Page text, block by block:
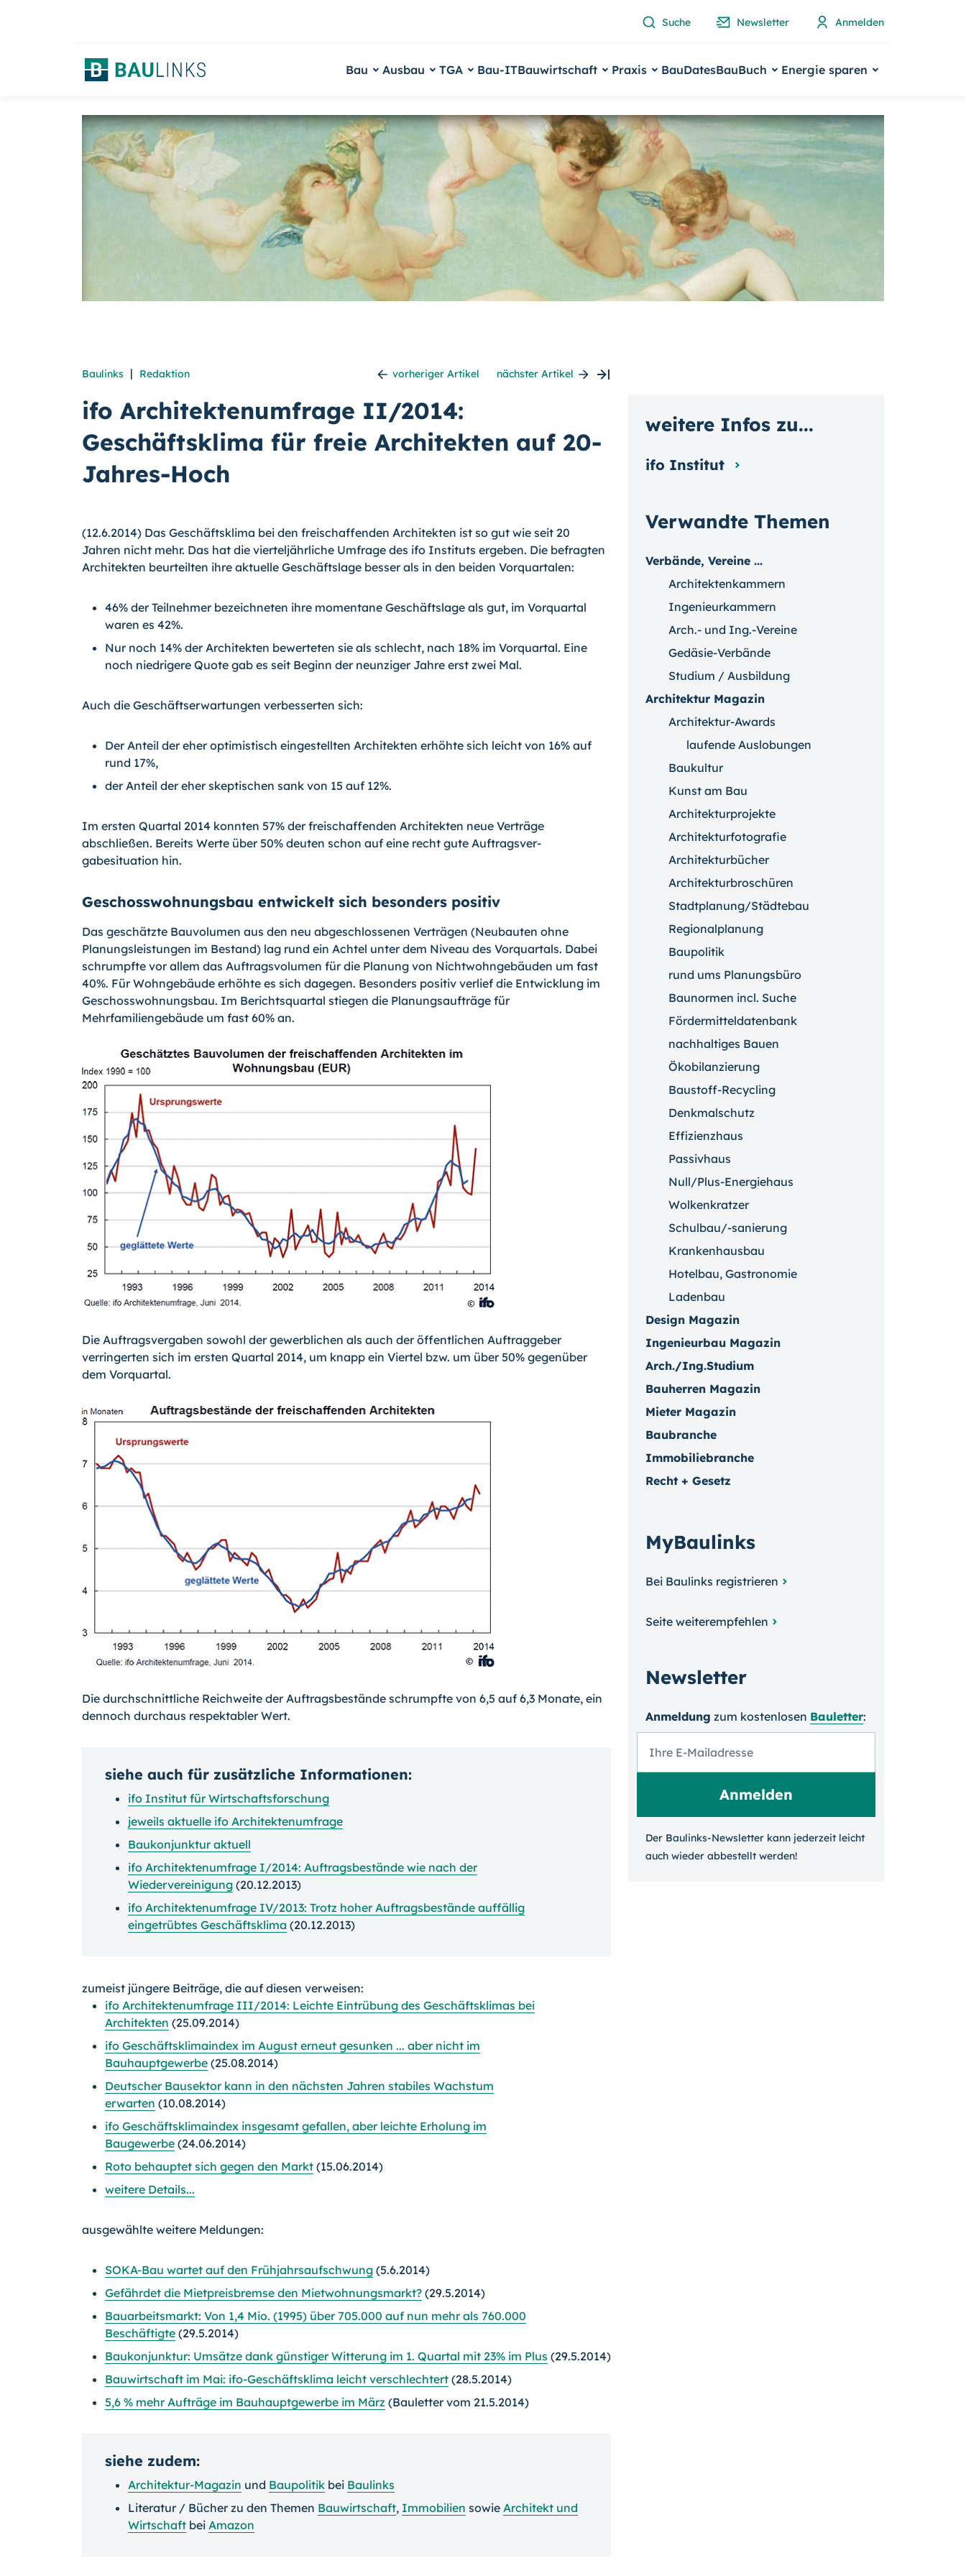
Suche Newsletter Anmelden
Bau Ausbau TGA Bau-ITBauwirtschaft Praxis BauDatesBauBuch Energie sparen
Baulinks | Redaktion vorheriger Artikel nächster Artikel
ifo Architektenumfrage II/2014:
Geschäftsklima für freie Architekten auf 20-
Jahres-Hoch
(12.6.2014) Das Geschäftsklima bei den freischaffenden Architekten ist so gut wie seit 20
Jahren nicht mehr. Das hat die vierteljährliche Umfrage des ifo Instituts erge­ben. Die befragten
Architekten beurteilten ihre aktuelle Geschäftslage besser als in den beiden Vorquartalen:
46% der Teilnehmer bezeichneten ihre momentane Geschäftslage als gut, im Vorquartal
waren es 42%.
Nur noch 14% der Architekten bewerteten sie als schlecht, nach 18% im Vor­quartal. Eine
noch niedrigere Quote gab es seit Beginn der neunziger Jahre erst zwei Mal.
Auch die Geschäftserwartungen verbesserten sich:
Der Anteil der eher optimistisch eingestellten Architekten erhöhte sich leicht von 16% auf
rund 17%,
der Anteil der eher skeptischen sank von 15 auf 12%.
Im ersten Quartal 2014 konnten 57% der freischaffenden Architekten neue Verträge
abschließen. Bereits Werte über 50% deuten schon auf eine recht gute Auftragsver­
gabesituation hin.
Geschosswohnungsbau entwickelt sich besonders positiv
Das geschätzte Bauvolumen aus den neu abgeschlossenen Verträgen (Neubauten oh­ne
Planungsleistungen im Bestand) lag rund ein Achtel unter dem Niveau des Vorquar­tals. Dabei
schrumpfte vor allem das Auftragsvolumen für die Planung von Nichtwohn­gebäuden um fast
40%. Für Wohngebäude erhöhte es sich dagegen. Besonders posi­tiv verlief die Entwicklung im
Geschosswohnungsbau. Im Berichtsquartal stiegen die Planungsaufträge für
Mehrfamiliengebäude um fast 60% an.
Die Auftragsvergaben sowohl der gewerblichen als auch der öffentlichen Auftraggeber
verringerten sich im ersten Quartal 2014, um knapp ein Viertel bzw. um über 50% ge­genüber
dem Vorquartal.
Die durchschnittliche Reichweite der Auftragsbestände schrumpfte von 6,5 auf 6,3 Monate, ein
dennoch durchaus respektabler Wert.
siehe auch für zusätzliche Informationen:
ifo Institut für Wirtschaftsforschung
jeweils aktuelle ifo Architektenumfrage
Baukonjunktur aktuell
ifo Architektenumfrage I/2014: Auftragsbestände wie nach der
Wiedervereinigung (20.12.2013)
ifo Architektenumfrage IV/2013: Trotz hoher Auftrags­bestände auffällig
eingetrübtes Geschäftsklima (20.12.2013)
zumeist jüngere Beiträge, die auf diesen verweisen:
ifo Architektenumfrage III/2014: Leichte Eintrübung des Geschäftsklimas bei
Architekten (25.09.2014)
ifo Geschäftsklimaindex im August erneut gesunken ... aber nicht im
Bauhauptgewerbe (25.08.2014)
Deutscher Bausektor kann in den nächsten Jahren stabiles Wachstum
erwarten (10.08.2014)
ifo Geschäftsklimaindex insgesamt gefallen, aber leichte Erholung im
Baugewerbe (24.06.2014)
Roto behauptet sich gegen den Markt (15.06.2014)
weitere Details...
ausgewählte weitere Meldungen:
SOKA-Bau wartet auf den Frühjahrsaufschwung (5.6.2014)
Gefährdet die Mietpreisbremse den Mietwohnungsmarkt? (29.5.2014)
Bauarbeitsmarkt: Von 1,4 Mio. (1995) über 705.000 auf nun mehr als 760.000
Beschäftigte (29.5.2014)
Baukonjunktur: Umsätze dank günstiger Witterung im 1. Quartal mit 23% im Plus (29.5.2014)
Bauwirtschaft im Mai: ifo-Geschäftsklima leicht verschlechtert (28.5.2014)
5,6 % mehr Aufträge im Bauhauptgewerbe im März (Bauletter vom 21.5.2014)
siehe zudem:
Architektur-Magazin und Baupolitik bei Baulinks
Literatur / Bücher zu den Themen Bauwirtschaft, Immobilien sowie Architekt und
Wirtschaft bei Amazon
Verwandte Themen
Verbände, Vereine ...
Architektenkammern
Ingenieurkammern
Arch.- und Ing.-Vereine
Gedäsie-Verbände
Studium / Ausbildung
Architektur Magazin
Architektur-Awards
laufende Auslobungen
Baukultur
Kunst am Bau
Architekturprojekte
Architekturfotografie
Architekturbücher
Architekturbroschüren
Stadtplanung/Städtebau
Regionalplanung
Baupolitik
rund ums Planungsbüro
Baunormen incl. Suche
Fördermitteldatenbank
nachhaltiges Bauen
Ökobilanzierung
Baustoff-Recycling
Denkmalschutz
Effizienzhaus
Passivhaus
Null/Plus-Energiehaus
Wolkenkratzer
Schulbau/-sanierung
Krankenhausbau
Hotelbau, Gastronomie
Ladenbau
Design Magazin
Ingenieurbau Magazin
Arch./Ing.Studium
Bauherren Magazin
Mieter Magazin
Baubranche
Immobiliebranche
Recht + Gesetz
MyBaulinks
Bei Baulinks registrieren
Seite weiterempfehlen
Newsletter
Anmeldung zum kosten­losen Bauletter:
Der Baulinks-Newsletter kann jeder­zeit leicht
auch wieder ab­bestellt werden!
weitere Infos zu...
ifo Institut